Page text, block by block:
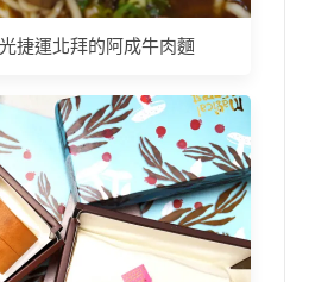
捷運北拜的阿成牛肉麵